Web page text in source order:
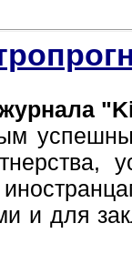
и для